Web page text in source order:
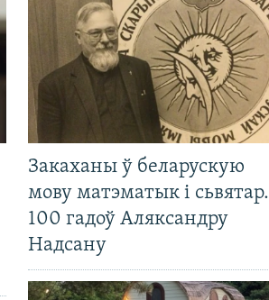
Закаханы ў беларускую
мову матэматык і сьвятар.
100 гадоў Аляксандру
Надсану